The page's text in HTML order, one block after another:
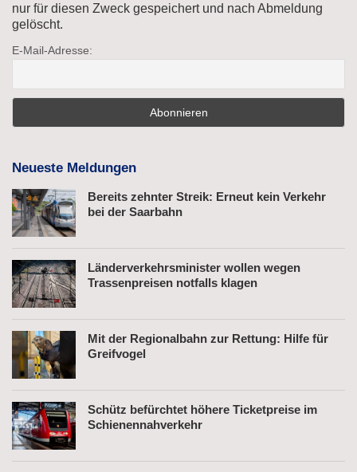
nur für diesen Zweck gespeichert und nach Abmeldung
gelöscht.
E-Mail-Adresse:
Neueste Meldungen
Bereits zehnter Streik: Erneut kein Verkehr
bei der Saarbahn
Länderverkehrsminister wollen wegen
Trassenpreisen notfalls klagen
Mit der Regionalbahn zur Rettung: Hilfe für
Greifvogel
Schütz befürchtet höhere Ticketpreise im
Schienennahverkehr